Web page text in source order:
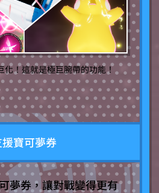
化！這就是極巨腕帶的功能！
援寶可夢券
夢券，讓對戰變得更有